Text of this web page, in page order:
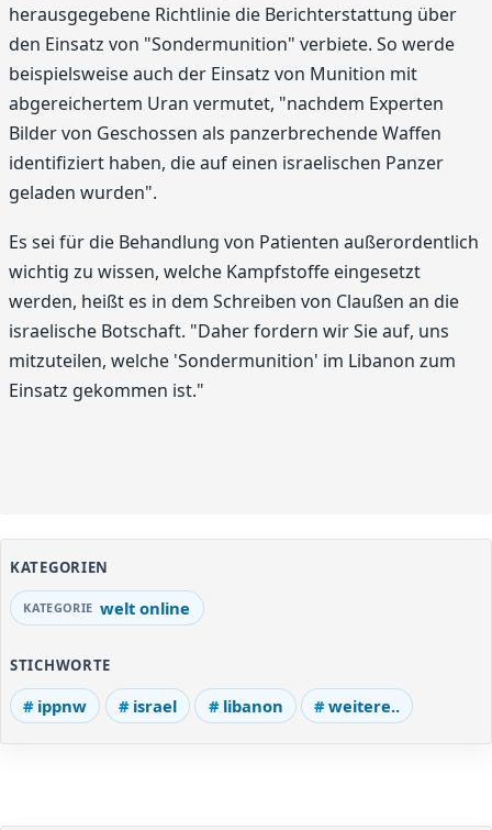
herausgegebene Richtlinie die Berichterstattung über
den Einsatz von "Sondermunition" verbiete. So werde
beispielsweise auch der Einsatz von Munition mit
abgereichertem Uran vermutet, "nachdem Experten
Bilder von Geschossen als panzerbrechende Waffen
identifiziert haben, die auf einen israelischen Panzer
geladen wurden".
Es sei für die Behandlung von Patienten außerordentlich
wichtig zu wissen, welche Kampfstoffe eingesetzt
werden, heißt es in dem Schreiben von Claußen an die
israelische Botschaft. "Daher fordern wir Sie auf, uns
mitzuteilen, welche 'Sondermunition' im Libanon zum
Einsatz gekommen ist."
KATEGORIEN
welt online
STICHWORTE
ippnw israel libanon weitere..